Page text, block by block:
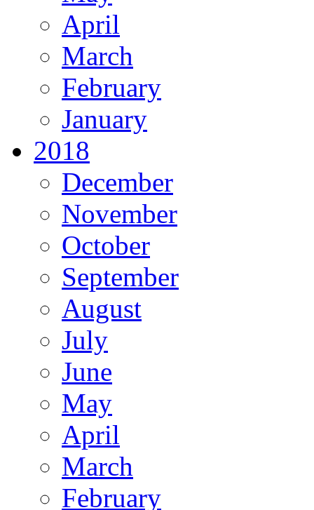
April
March
February
January
2018
December
November
October
September
August
July
June
May
April
March
February